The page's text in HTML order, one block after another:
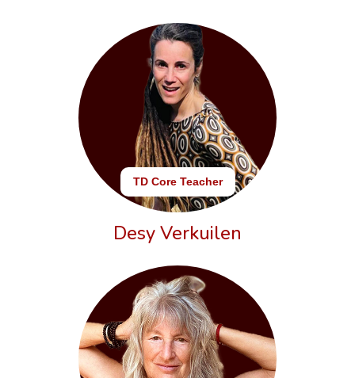
Desy Verkuilen
TD Core Teacher